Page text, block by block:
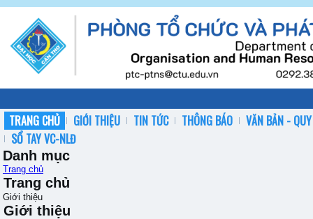
TRANG CHỦ GIỚI THIỆU TIN TỨC THÔNG BÁO
VĂN BẢN -
SỔ TAY VC-NLĐ
Danh mục
Trang chủ
Trang chủ
Giới thiệu
Giới thiệu